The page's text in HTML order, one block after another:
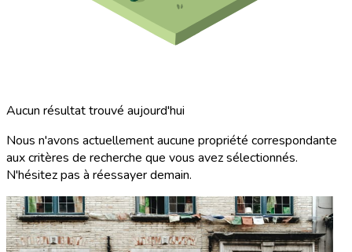
Aucun résultat trouvé aujourd'hui
Nous n'avons actuellement aucune propriété correspondante
aux critères de recherche que vous avez sélectionnés.
N'hésitez pas à réessayer demain.